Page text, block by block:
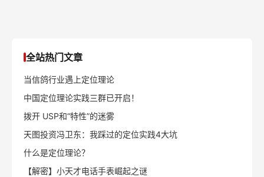
全站热门文章
当信鸽行业遇上定位理论
中国定位理论实践三群已开启！
拨开 USP和“特性”的迷雾
天图投资冯卫东：我踩过的定位实践4大坑
什么是定位理论？
【解密】小天才电话手表崛起之谜